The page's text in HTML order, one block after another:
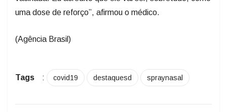
uma dose de reforço”, afirmou o médico.
(Agência Brasil)
Tags : covid19 destaquesd spraynasal